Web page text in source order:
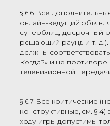
§ 6.6 Все
онлайн-ведущий
суперблиц, досрочный
решающий раунд и т.
должны
Когда?» и не
телевизионной
§ 6.7 Все критические
конструктивные, см. §
ходу игры допустимы